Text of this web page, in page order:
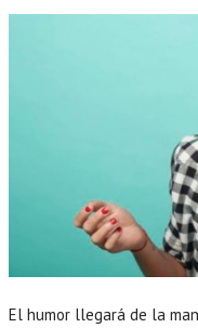
El humor llegará de la